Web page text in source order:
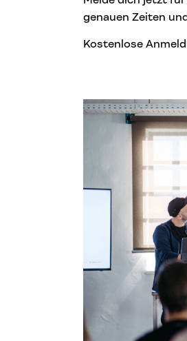
genauen Zeiten
Kostenlose